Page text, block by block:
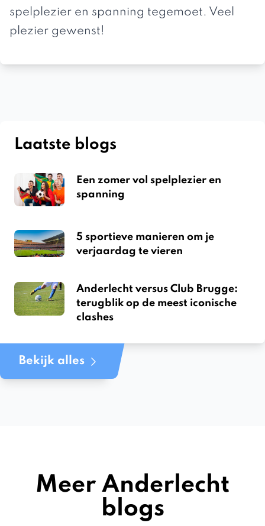
spelplezier en spanning tegemoet. Veel
plezier gewenst!
Laatste blogs
Een zomer vol spelplezier en
spanning
5 sportieve manieren om je
verjaardag te vieren
Anderlecht versus Club Brugge:
terugblik op de meest iconische
clashes
Bekijk alles
Meer Anderlecht
blogs